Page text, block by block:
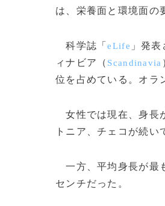
は、栄養面と環境面の
科学誌「eLife 」発
ィナビア（ Scandinavia
位を占めている。オラ
女性では現在、身長
トニア、チェコが続い
一方、平均身長が最
センチだった。